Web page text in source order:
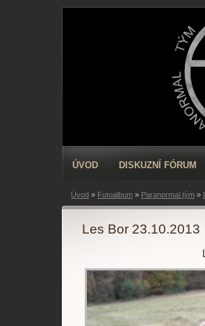
ÚVOD DISKUZNÍ FÓRUM
Úvod » Fotoalbum » Paranormal tým »
Les Bor 23.10.2013